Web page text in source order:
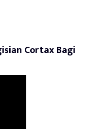
Cortax Bagi